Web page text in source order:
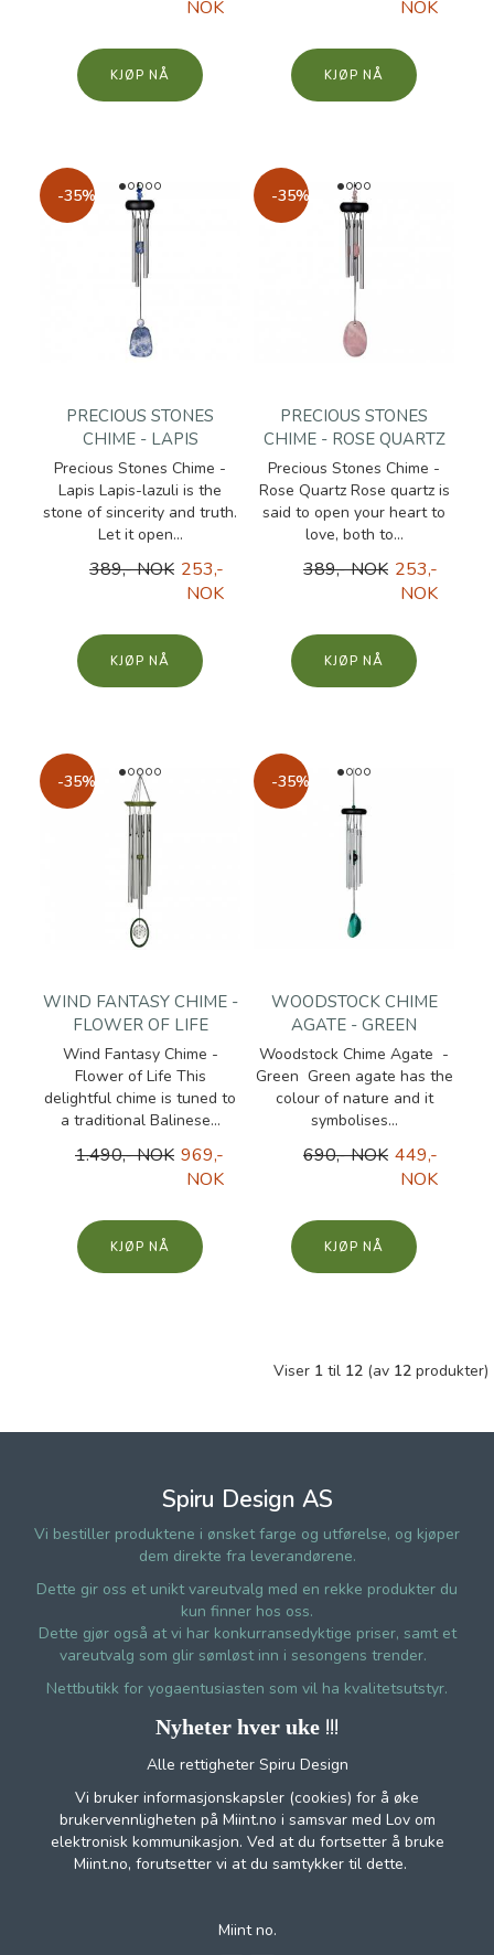
NOK
KJØP
NOK
KJØP
-35%
PRECIOUS STONES
CHIME - LAPIS
Precious Stones Chime -
Lapis Lapis-lazuli is the
stone of sincerity and truth.
Let it open...
389,- NOK 253,-
NOK
KJØP
-35%
PRECIOUS STONES
CHIME - ROSE QUARTZ
Precious Stones Chime -
Rose Quartz Rose quartz is
said to open your heart to
love, both to...
389,- NOK 253,-
NOK
KJØP
-35%
WIND FANTASY CHIME -
FLOWER OF LIFE
Wind Fantasy Chime -
Flower of Life This
delightful chime is tuned to
a traditional Balinese...
1.490,- NOK 969,-
NOK
KJØP
-35%
WOODSTOCK CHIME
AGATE - GREEN
Woodstock Chime Agate -
Green Green agate has the
colour of nature and it
symbolises...
690,- NOK 449,-
NOK
KJØP
Viser 1 til 12 (av 12 produkter)
Spiru Design AS
Vi bestiller produktene i ønsket farge og utførelse, og kjøper
dem direkte fra leverandørene.
Dette gir oss et unikt vareutvalg med en rekke produkter du
kun finner hos oss.
Dette gjør også at vi har konkurransedyktige priser, samt et
vareutvalg som glir sømløst inn i sesongens trender.
Nettbutikk for yogaentusiasten som vil ha kvalitetsutstyr.
Nyheter hver uke !!!
Alle rettigheter Spiru Design
Vi bruker informasjonskapsler (cookies) for å øke
brukervennligheten på Miint.no i samsvar med Lov om
elektronisk kommunikasjon. Ved at du fortsetter å bruke
Miint.no, forutsetter vi at du samtykker til dette.
Miint no.